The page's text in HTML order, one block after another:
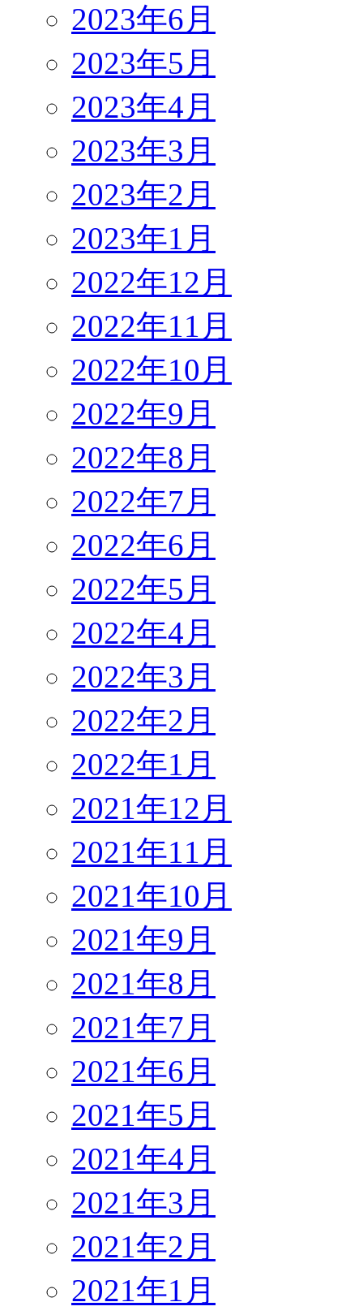
2023年6月
2023年5月
2023年4月
2023年3月
2023年2月
2023年1月
2022年12月
2022年11月
2022年10月
2022年9月
2022年8月
2022年7月
2022年6月
2022年5月
2022年4月
2022年3月
2022年2月
2022年1月
2021年12月
2021年11月
2021年10月
2021年9月
2021年8月
2021年7月
2021年6月
2021年5月
2021年4月
2021年3月
2021年2月
2021年1月